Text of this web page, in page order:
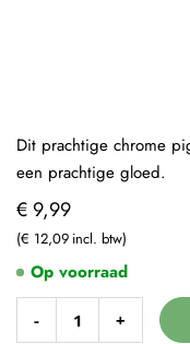
€ 9,99
€ 12,09
- +
Op voorraad
Dit prachtige chrome
een prachtige gloed.